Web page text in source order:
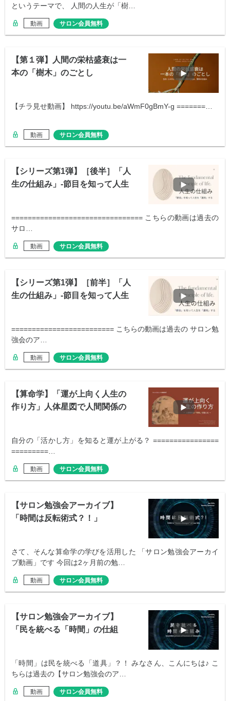
というテーマで、 人間の人生が「樹…
動画 サロン会員無料
【第１弾】人間の栄枯盛衰は一
本の「樹木」のごとし
【チラ見せ動画】 https://youtu.be/aWmF0gBmY-g =======…
動画 サロン会員無料
【シリーズ第1弾】［後半］「人
生の仕組み」-節目を知って人生
================================ こちらの動画は過去の
サロ…
動画 サロン会員無料
【シリーズ第1弾】［前半］「人
生の仕組み」-節目を知って人生
========================= こちらの動画は過去の サロン勉
強会のア…
動画 サロン会員無料
【算命学】「運が上向く人生の
作り方」人体星図で人間関係の
自分の「活かし方」を知ると運が上がる？ ================
=========…
動画 サロン会員無料
【サロン勉強会アーカイブ】
「時間は反転術式？！」
さて、そんな算命学の学びを活用した 「サロン勉強会アーカイ
ブ動画」です 今回は2ヶ月前の勉…
動画 サロン会員無料
【サロン勉強会アーカイブ】
「民を統べる「時間」の仕組
「時間」は民を統べる「道具」？！ みなさん、こんにちは♪ こ
ちらは過去の【サロン勉強会のア…
動画 サロン会員無料